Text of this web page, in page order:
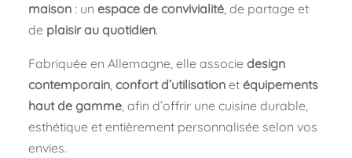
maison: un espace de convivialité, de partage et
de plaisir au quotidien.
Fabriquée en Allemagne, elle associe design
contemporain, confort d’utilisationet équipements
haut de gamme, afin d’offrir une cuisine durable,
esthétique et entièrement personnalisée selon vos
envies.